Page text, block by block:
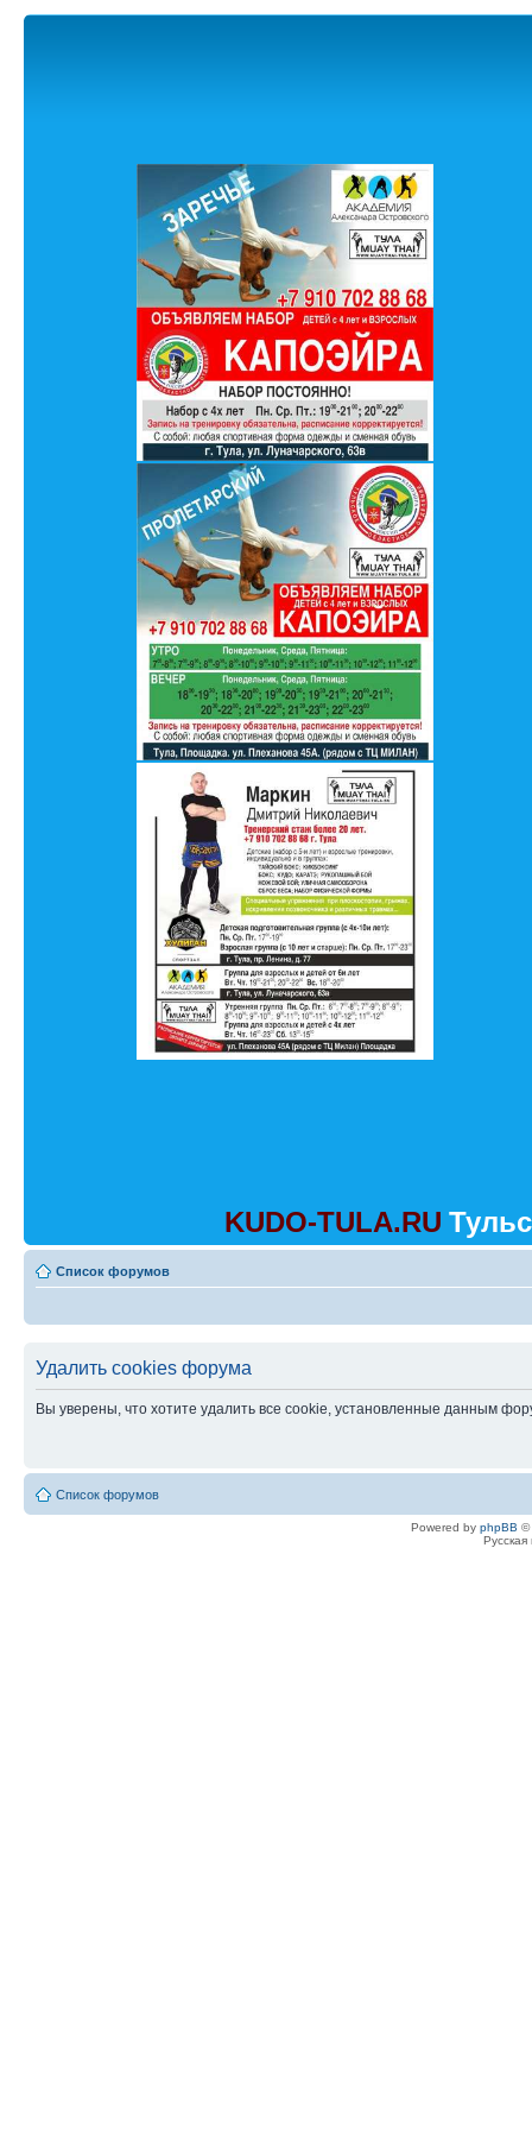
KUDO-TULA.RU
Список форумов
Удалить cookies форума
Вы уверены, что хотите удалить все cookie, установленные данным
Список форумов
Powered by phpBB ©